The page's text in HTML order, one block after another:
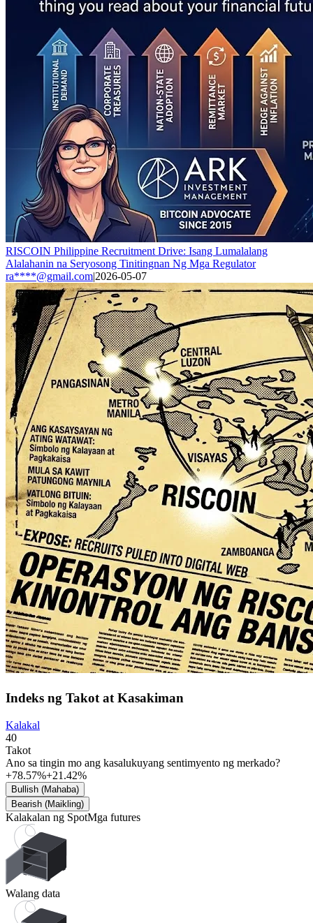
RISCOIN Philippine Recruitment Drive: Isang Lumalalang
Alalahanin na Seryosong Tinitingnan Ng Mga Regulator
ra****@gmail.com|2026-05-07
Indeks ng Takot at Kasakiman
Kalakal
40
Takot
Ano sa tingin mo ang kasalukuyang sentimyento ng merkado?
+78.57%+21.42%
Bullish (Mahaba)
Bearish (Maikling)
Kalakalan ng SpotMga futures
Walang data